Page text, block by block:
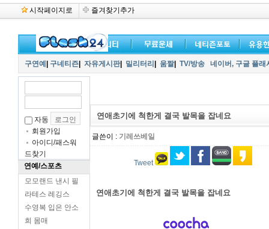
시작페이지로 즐겨찾기추가
구연예 구네티즌 자유게시판| 밀리터리 움짤| TV/방송 네이버, 구글 플
자동
회원가입
아이디/패스워
드찾기
연예/스포츠
모모랜드 낸시 필
라테스 레깅스
수영복 입은 안소
희 몸매
연애초기에 척한게 결국 발목을 잡네요
글쓴이 : 기레쓰베일
Tweet
연애초기에 척한게 결국 발목을 잡네요